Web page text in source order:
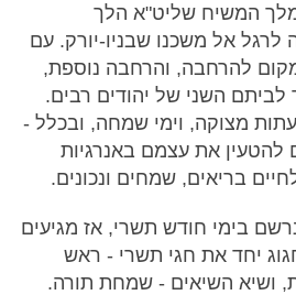
המשיח שליט"א הלך
אל משכנו שבניו-יורק. עם
להרחבה, והרחבה נוספת,
השני של יהודים רבים.
מצוקה, וימי שמחה, ובכלל -
את עצמם באנרגיות
בריאים, שמחים ונכונים.
האירועים ב-770 נרשם בימי חודש תשרי, אז מגיעים
יחד את חגי תשרי - ראש
ושיא השיאים - שמחת תורה.